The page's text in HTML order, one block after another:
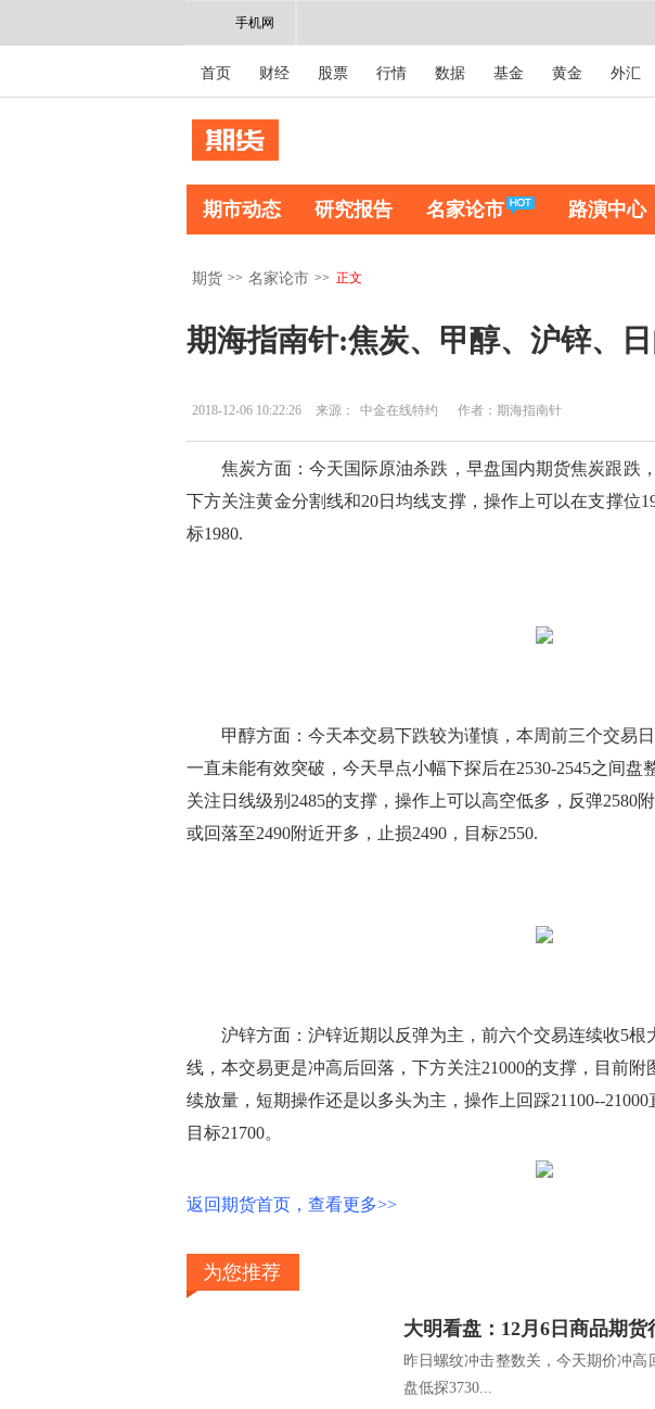
手机网
首页 财经 股票 行情 数据 基金 黄金 外汇
期市动态 研究报告 名家论市 路演中心
期货 >> 名家论市 >> 正文
期海指南针:焦炭、甲醇、沪锌、
2018-12-06 10:22:26 来源： 中金在线特约 作者：期海指南针
焦炭方面：今天国际原油杀跌，早盘国内期货焦炭跟跌
下方关注黄金分割线和20日均线支撑，操作上可以在支撑位
标1980.
甲醇方面：今天本交易下跌较为谨慎，本周前三个交易日
一直未能有效突破，今天早点小幅下探后在2530-2545之间盘
关注日线级别2485的支撑，操作上可以高空低多，反弹2580
或回落至2490附近开多，止损2490，目标2550.
沪锌方面：沪锌近期以反弹为主，前六个交易连续收5根
线，本交易更是冲高后回落，下方关注21000的支撑，目前
续放量，短期操作还是以多头为主，操作上回踩21100--21000
目标21700。
返回期货首页，查看更多>>
为您推荐
大明看盘：12月6日商品期货
昨日螺纹冲击整数关，今天期价冲
盘低探3730...